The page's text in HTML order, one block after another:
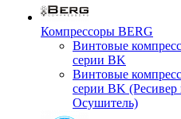
Компрессоры BERG
Винтовые
серии BK
Винтовые
серии BK (Ресивер
Осушитель)